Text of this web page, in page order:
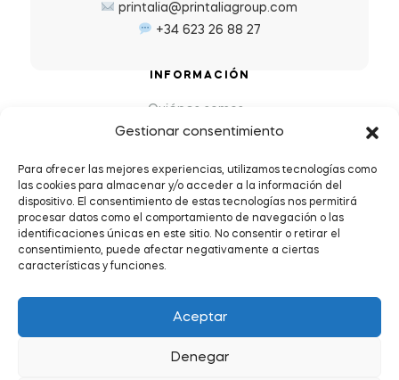
Gestionar consentimiento
Para ofrecer las mejores experiencias, utilizamos tecnologías como
las cookies para almacenar y/o acceder a la información del
dispositivo. El consentimiento de estas tecnologías nos permitirá
procesar datos como el comportamiento de navegación o las
identificaciones únicas en este sitio. No consentir o retirar el
consentimiento, puede afectar negativamente a ciertas
características y funciones.
Aceptar
Denegar
printalia@printaliagroup.com
+34 623 26 88 27
INFORMACIÓN
Quiénes somos
Preguntas Frecuentes (FAQs)
Política de Devoluciones y Reembolsos
Envíos y plazos de entrega
Política de Privacidad y Cookies
Condiciones de servicio